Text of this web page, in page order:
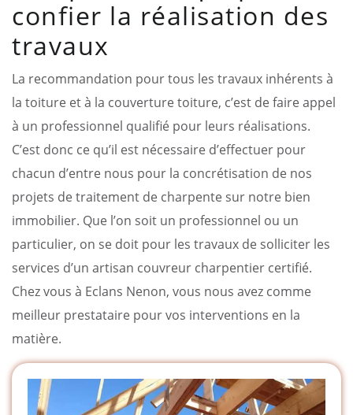
confier la réalisation des
travaux
La recommandation pour tous les travaux inhérents à
la toiture et à la couverture toiture, c’est de faire appel
à un professionnel qualifié pour leurs réalisations.
C’est donc ce qu’il est nécessaire d’effectuer pour
chacun d’entre nous pour la concrétisation de nos
projets de traitement de charpente sur notre bien
immobilier. Que l’on soit un professionnel ou un
particulier, on se doit pour les travaux de solliciter les
services d’un artisan couvreur charpentier certifié.
Chez vous à Eclans Nenon, vous nous avez comme
meilleur prestataire pour vos interventions en la
matière.